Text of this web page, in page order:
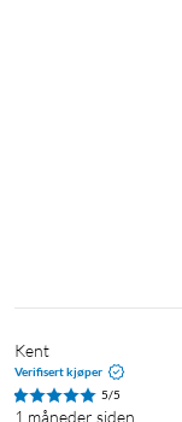
Kent
Verifisert kjøper
5/5
1 måneder siden